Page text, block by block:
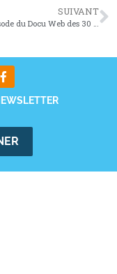
SUIVANT
21ème épisode du Docu Web des 30 ans du Tarn & Garock